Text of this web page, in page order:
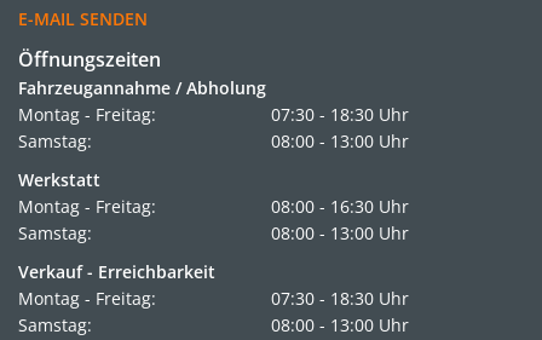
E-MAIL SENDEN
Öffnungszeiten
Fahrzeugannahme / Abholung
Montag - Freitag:
07:30 - 18:30 Uhr
Samstag:
08:00 - 13:00 Uhr
Werkstatt
Montag - Freitag:
08:00 - 16:30 Uhr
Samstag:
08:00 - 13:00 Uhr
Verkauf - Erreichbarkeit
Montag - Freitag:
07:30 - 18:30 Uhr
Samstag:
08:00 - 13:00 Uhr